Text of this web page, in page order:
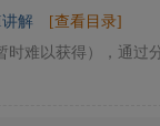
解
[查看目录]
时难以获得），通